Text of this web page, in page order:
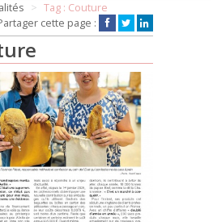
FAIRE UN DON
Tag : Couture
cette page :